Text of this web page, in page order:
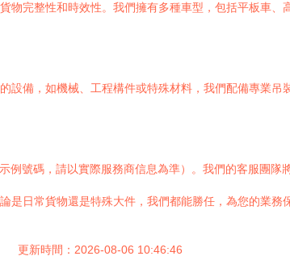
完整性和時效性。我們擁有多種車型，包括平板車
備，如機械、工程構件或特殊材料，我們配備專業吊
號碼，請以實際服務商信息為準）。我們的客服團
日常貨物還是特殊大件，我們都能勝任，為您的業務
更新時間：2026-08-06 10:46:46